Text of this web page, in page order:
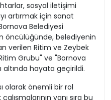
sosyal iletişimi
artırmak için sanat
Belediyesi
öncülüğünde, belediyenin
verilen Ritim ve Zeybek
Grubu" ve "Bornova
altında hayata geçirildi.
olarak önemli bir rol
yanı sıra bu